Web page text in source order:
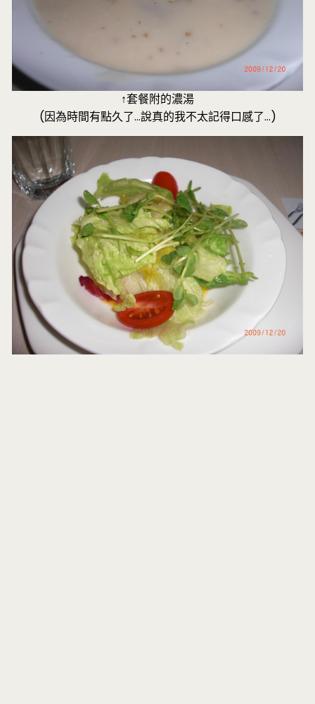
↑套餐附的濃湯
(因為時間有點久了…說真的我不太記得口感了…)